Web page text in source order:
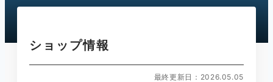
ショップ情報
最終更新日：2026.05.05